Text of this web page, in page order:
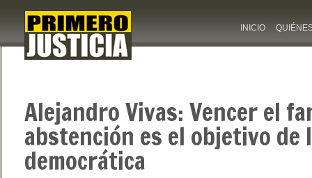
INICIO
Alejandro Vivas: Vencer el
abstención es el objetivo
democrática